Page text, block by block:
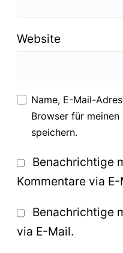
Website
Name, E-Mail-
Browser für
speichern.
Benachrichtige
Kommentare via E-
Benachrichtige
via E-Mail.